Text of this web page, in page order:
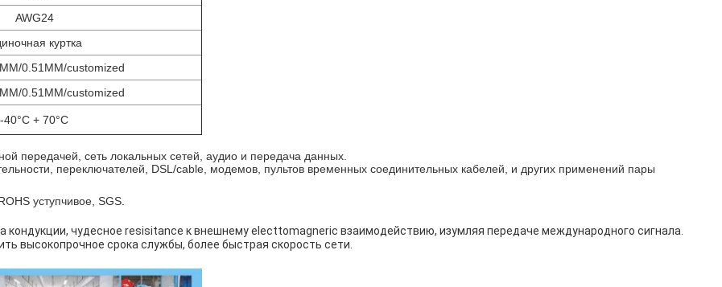
AWG24
куртка
0.51MM/customized
0.51MM/customized
-40°C + 70°C
передачей, сеть локальных сетей, аудио и передача данных.
переключателей, DSL/cable, модемов, пультов временных соединительных кабелей, и других применений пары
уступчивое, SGS.
чудесное resisitance к внешнему electtomagneric взаимодействию, изумляя передаче международного сигнала.
высокопрочное срока службы, более быстрая скорость сети.